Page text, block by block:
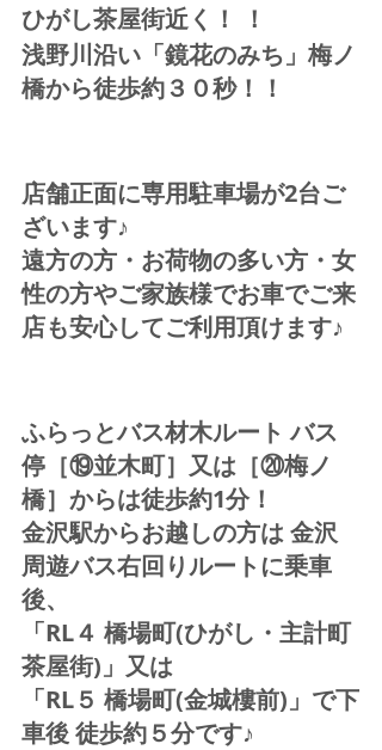
ひがし茶屋街近く！ ！
浅野川沿い「鏡花のみち」梅ノ
橋から徒歩約３０秒！！
店舗正面に専用駐車場が2台ご
ざいます♪
遠方の方・お荷物の多い方・女
性の方やご家族様でお車でご来
店も安心してご利用頂けます♪
ふらっとバス材木ルート バス
停［⑲並木町］又は［⑳梅ノ
橋］からは徒歩約1分！
金沢駅からお越しの方は 金沢
周遊バス右回りルートに乗車
後、
「RL４ 橋場町(ひがし・主計町
茶屋街)」又は
「RL５ 橋場町(金城樓前)」で下
車後 徒歩約５分です♪